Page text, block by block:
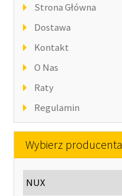
Strona Główna
Dostawa
Kontakt
O Nas
Raty
Regulamin
Wybierz producenta